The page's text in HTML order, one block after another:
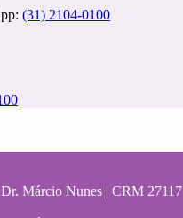
(31) 2104-0100
Dr. Márcio Nunes | CRM 27117